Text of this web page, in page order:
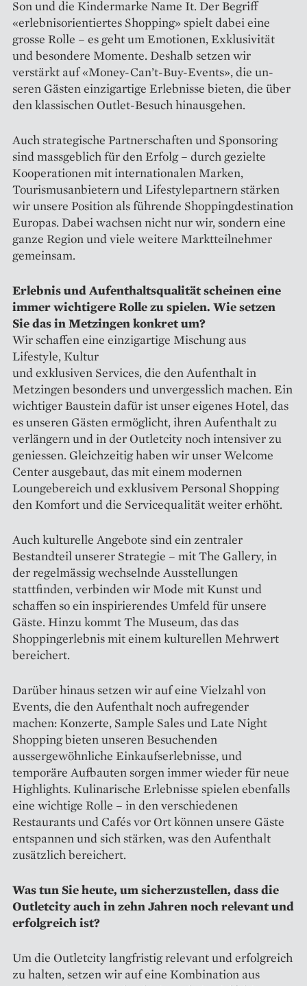
Son und die Kindermarke Name It. Der Begriff
«erlebnisorientiertes Shopping» spielt dabei eine
grosse Rolle – es geht um Emotionen, Exklusivität
und besondere Momen­te. Deshalb setzen wir
verstärkt auf «Money-Can’t-Buy-Events», die un­
seren Gästen einzigartige Erleb­nisse bieten, die über
den klassischen Outlet-Besuch hinausgehen.
Auch strategische Partner­schaften und Sponsoring
sind massgeblich für den Erfolg – durch gezielte
Kooperationen mit inter­nationalen Marken,
Tourismus­anbietern und Lifestylepartnern stärken
wir unsere Position als führende Shopping­destination
Europas. Dabei wachsen nicht nur wir, sondern eine
ganze Region und viele weitere Markt­teilnehmer
gemeinsam.
Erlebnis und Aufenthaltsqualität scheinen eine
immer wichtigere Rolle zu spielen. Wie setzen
Sie das in Metzingen konkret um?
Wir schaffen eine einzigartige ­Mischung aus
Lifestyle, Kultur
und exklusiven Services, die den ­Aufenthalt in
Metzingen besonders und unvergesslich machen. Ein
wichtiger Baustein dafür ist unser eigenes Hotel, das
es unseren Gästen ermöglicht, ihren Aufenthalt zu
verlängern und in der Outletcity noch intensiver zu
geniessen. Gleichzeitig haben wir unser Welcome
Center ausgebaut, das mit einem modernen
Loungebereich und exklusivem Personal Shopping
den Komfort und die Servicequalität weiter erhöht.
Auch kulturelle Angebote sind ein zentraler
Bestandteil unserer Strategie – mit The Gallery, in
der regelmässig wechselnde Ausstellungen
stattfinden, verbinden wir Mode mit Kunst und
schaffen so ein inspirierendes Umfeld für unsere
Gäste. Hinzu kommt The Museum, das das
Shoppingerlebnis mit einem kul­turellen Mehrwert
bereichert.
Darüber hinaus setzen wir auf eine Vielzahl von
Events, die den Aufenthalt noch aufregender
machen: Konzerte, Sample Sales und Late Night
Shopping bieten unseren Besuchenden
aussergewöhnliche Einkaufserlebnisse, und
temporäre Aufbauten sorgen immer wieder für neue
Highlights. Kulinarische Erlebnisse spielen ebenfalls
eine wichtige Rolle – in den verschiedenen
Restaurants und Cafés vor Ort können unsere Gäste
entspannen und sich stärken, was den Aufenthalt
zusätzlich bereichert.
Was tun Sie heute, um sicher­zustellen, dass die
Outletcity auch in zehn Jahren noch relevant und
erfolgreich ist?
Um die Outletcity langfristig relevant und erfolgreich
zu halten, setzen wir auf eine Kombination aus